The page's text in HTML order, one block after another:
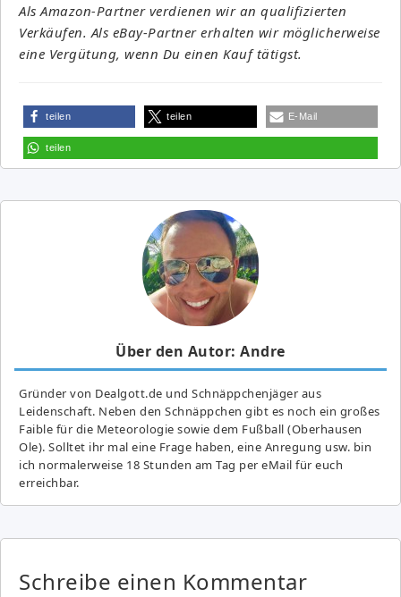
Als Amazon-Partner verdienen wir an qualifizierten
Verkäufen. Als eBay-Partner erhalten wir möglicherweise
eine Vergütung, wenn Du einen Kauf tätigst.
teilen teilen E-Mail
teilen
Über den Autor: Andre
Gründer von Dealgott.de und Schnäppchenjäger aus
Leidenschaft. Neben den Schnäppchen gibt es noch ein großes
Fai­ble für die Meteorologie sowie dem Fußball (Oberhausen
Ole). Solltet ihr mal eine Frage haben, eine Anregung usw. bin
ich normalerweise 18 Stunden am Tag per eMail für euch
erreichbar.
Schreibe einen Kommentar